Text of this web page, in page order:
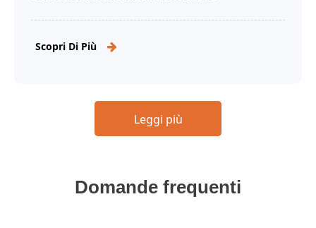
Scopri Di Più
Leggi più
Domande frequenti